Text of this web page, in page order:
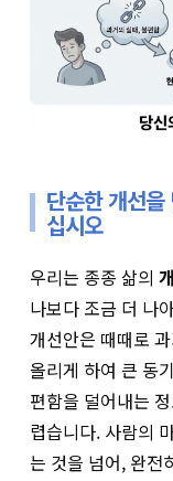
단순한 개선
십시오
우리는 종종 삶의
나보다 조금 더 나
개선안은 때때로
올리게 하여 큰 동
편함을 덜어내는
렵습니다. 사람의
는 것을 넘어, 완전